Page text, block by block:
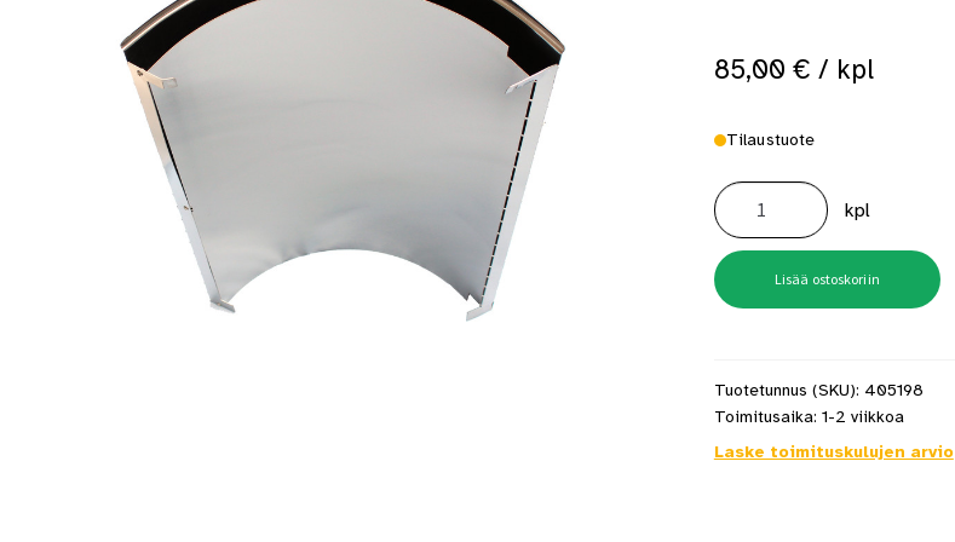
Toimitustavat- ja kulutTummuneet tai kuivat lauteet? Näin saat saunan puupinnat taas siisteiksi
85,00 € / kpl
Tilaustuote
Mondex
suojaseinä
Tahko
6,6/9
kW
teräs
määrä
kpl
Lisää ostoskoriin
Tuotetunnus (SKU): 405198
Toimitusaika: 1-2 viikkoa
Laske toimituskulujen arvio